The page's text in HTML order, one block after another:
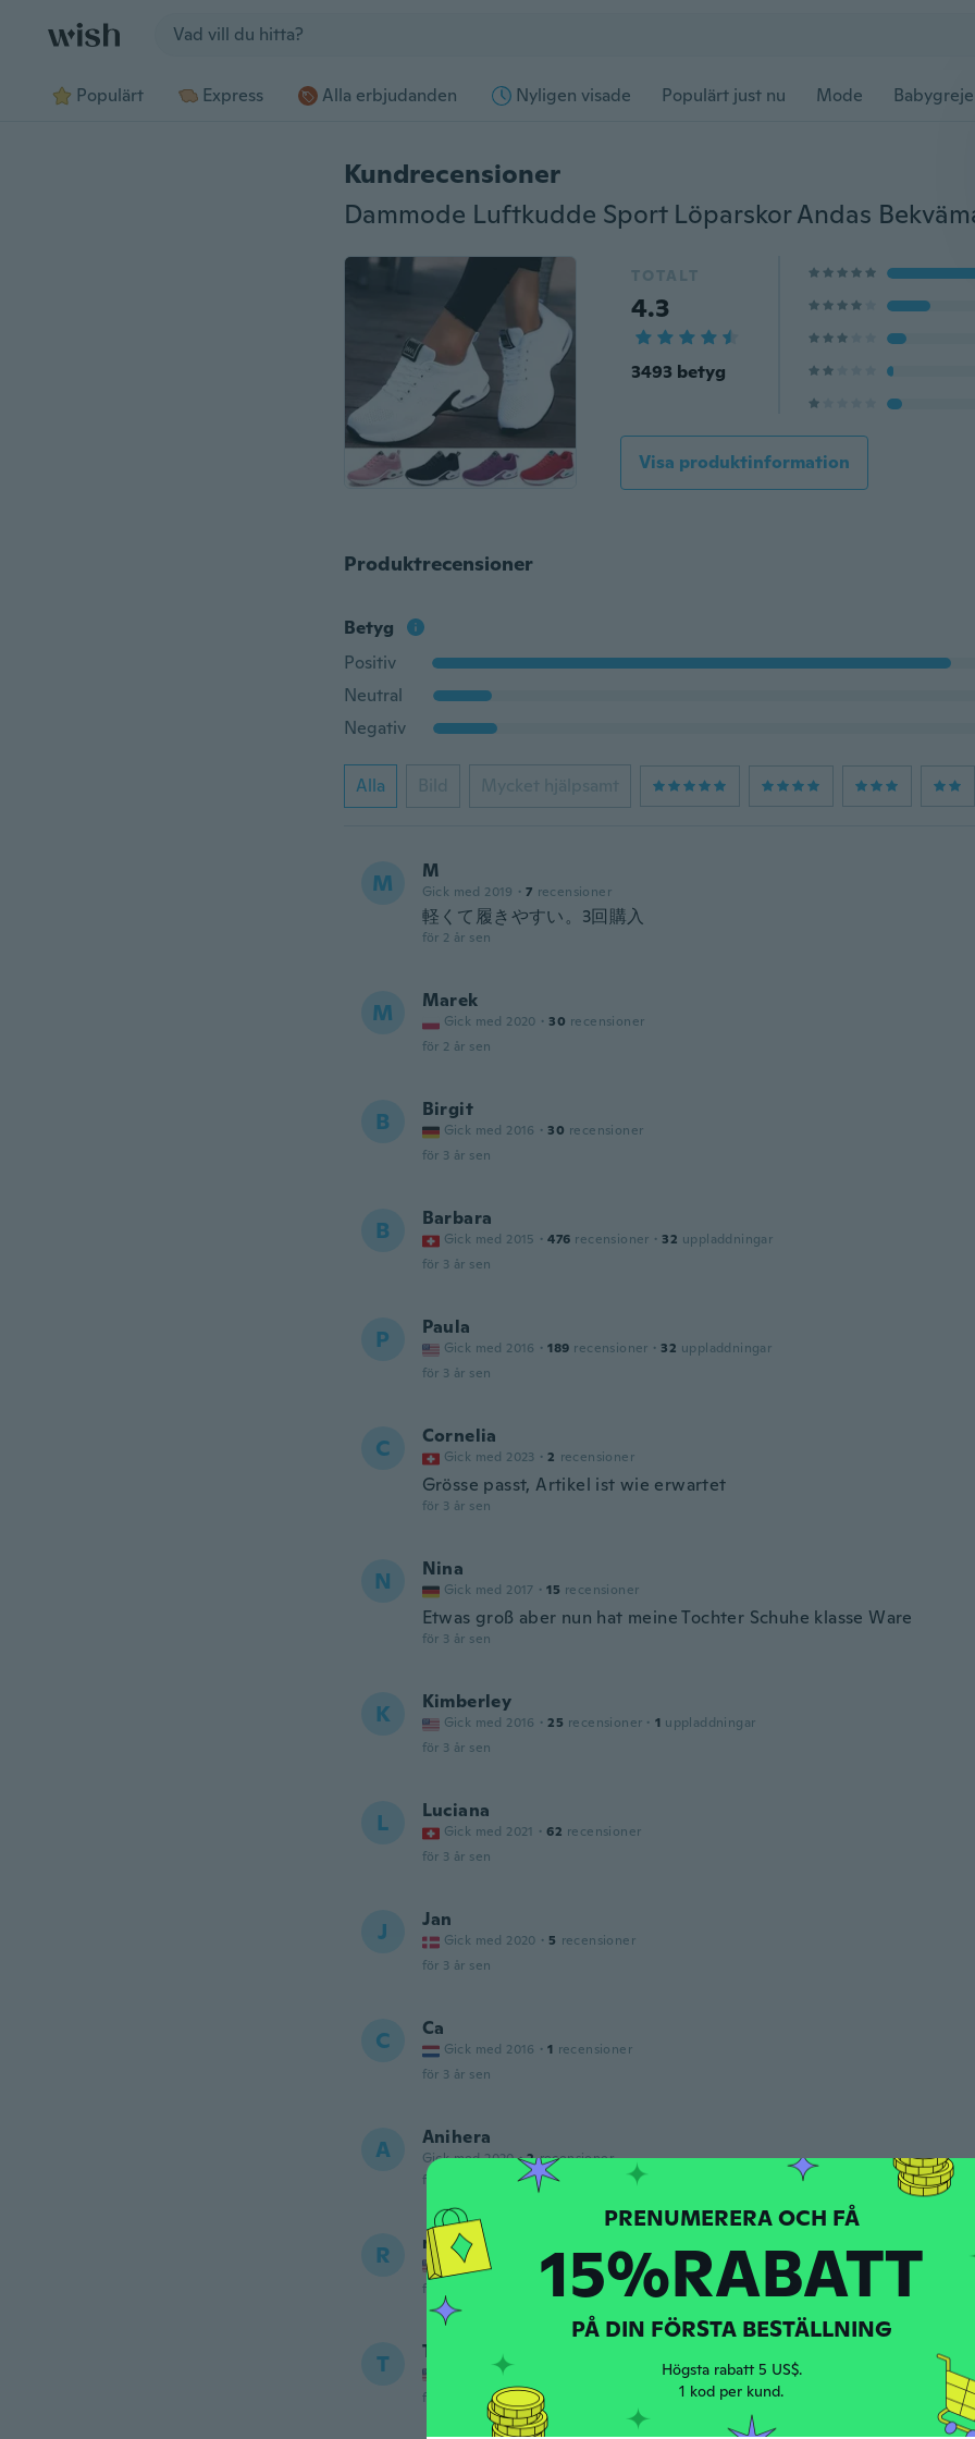
Populärt Express Alla erbjudanden Nyligen visade Populärt just nu Mode
Kundrecensioner
TOTALT
4.3
3493 betyg
Visa produktinformation
Produktrecensioner
Betyg
Positiv
Neutral
Negativ
Alla Bild Mycket hjälpsamt
M M
Gick med 2019 · 7 recensioner
軽くて履きやすい。3回購入
för 2 år sen
M Marek
Gick med 2020 · 30 recensioner
för 2 år sen
B Birgit
Gick med 2016 · 30 recensioner
för 3 år sen
B Barbara
Gick med 2015 · 476 recensioner · 32 uppladdningar
för 3 år sen
P Paula
Gick med 2016 · 189 recensioner · 32 uppladdningar
för 3 år sen
C Cornelia
Gick med 2023 · 2 recensioner
Grösse passt, Artikel ist wie erwartet
för 3 år sen
N Nina
Gick med 2017 · 15 recensioner
Etwas groß aber nun hat meine Tochter Schuhe klasse Ware
för 3 år sen
K Kimberley
Gick med 2016 · 25 recensioner · 1 uppladdningar
för 3 år sen
L Luciana
Gick med 2021 · 62 recensioner
för 3 år sen
J Jan
Gick med 2020 · 5 recensioner
för 3 år sen
C Ca
Gick med 2016 · 1 recensioner
för 3 år sen
A Anihera
Gick med 2020 · 2 recensioner
för 3 år sen
R rosemary
Gick med 2022 · 14
recensioner
för 3 år sen
T Terri
Gick med 2020
för 4 år sen
PRENUMERERA OCH FÅ
15%RABATT
PÅ DIN FÖRSTA BESTÄLLNING
Högsta rabatt 5 US$.
1 kod per kund.